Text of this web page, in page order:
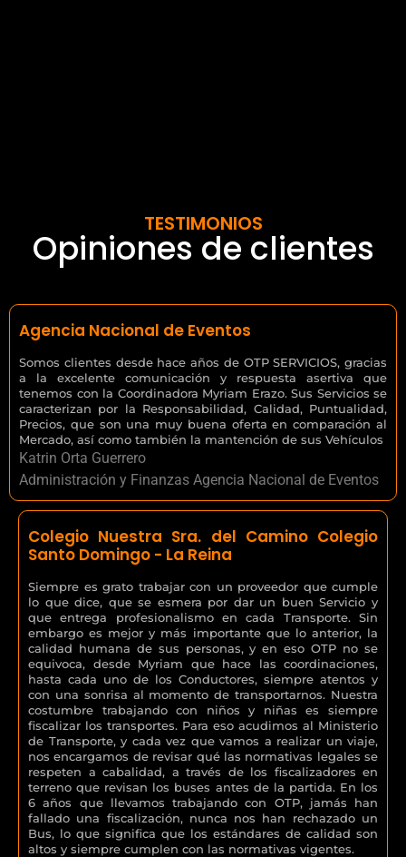
TESTIMONIOS
Opiniones de clientes
Agencia Nacional de Eventos
Somos clientes desde hace años de OTP SERVICIOS, gracias
a la excelente comunicación y respuesta asertiva que
tenemos con la Coordinadora Myriam Erazo. Sus Servicios se
caracterizan por la Responsabilidad, Calidad, Puntualidad,
Precios, que son una muy buena oferta en comparación al
Mercado, así como también la mantención de sus Vehículos
Katrin Orta Guerrero
Administración y Finanzas Agencia Nacional de Eventos
Colegio Nuestra Sra. del Camino Colegio
Santo Domingo - La Reina
Siempre es grato trabajar con un proveedor que cumple
lo que dice, que se esmera por dar un buen Servicio y
que entrega profesionalismo en cada Transporte. Sin
embargo es mejor y más importante que lo anterior, la
calidad humana de sus personas, y en eso OTP no se
equivoca, desde Myriam que hace las coordinaciones,
hasta cada uno de los Conductores, siempre atentos y
con una sonrisa al momento de transportarnos. Nuestra
costumbre trabajando con niños y niñas es siempre
fiscalizar los transportes. Para eso acudimos al Ministerio
de Transporte, y cada vez que vamos a realizar un viaje,
nos encargamos de revisar qué las normativas legales se
respeten a cabalidad, a través de los fiscalizadores en
terreno que revisan los buses antes de la partida. En los
6 años que llevamos trabajando con OTP, jamás han
fallado una fiscalización, nunca nos han rechazado un
Bus, lo que significa que los estándares de calidad son
altos y siempre cumplen con las normativas vigentes.